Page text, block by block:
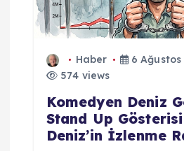
Haber
6 Ağustos
574 views
Komedyen Deniz
Stand Up
Deniz’in İzlenme